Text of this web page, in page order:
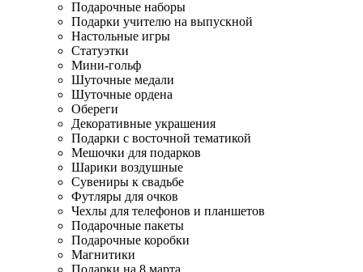
Подарочные наборы
Подарки учителю на выпускной
Настольные игры
Статуэтки
Мини-гольф
Шуточные медали
Шуточные ордена
Обереги
Декоративные украшения
Подарки с восточной тематикой
Мешочки для подарков
Шарики воздушные
Сувениры к свадьбе
Футляры для очков
Чехлы для телефонов и планшетов
Подарочные пакеты
Подарочные коробки
Магнитики
Подарки на 8 марта